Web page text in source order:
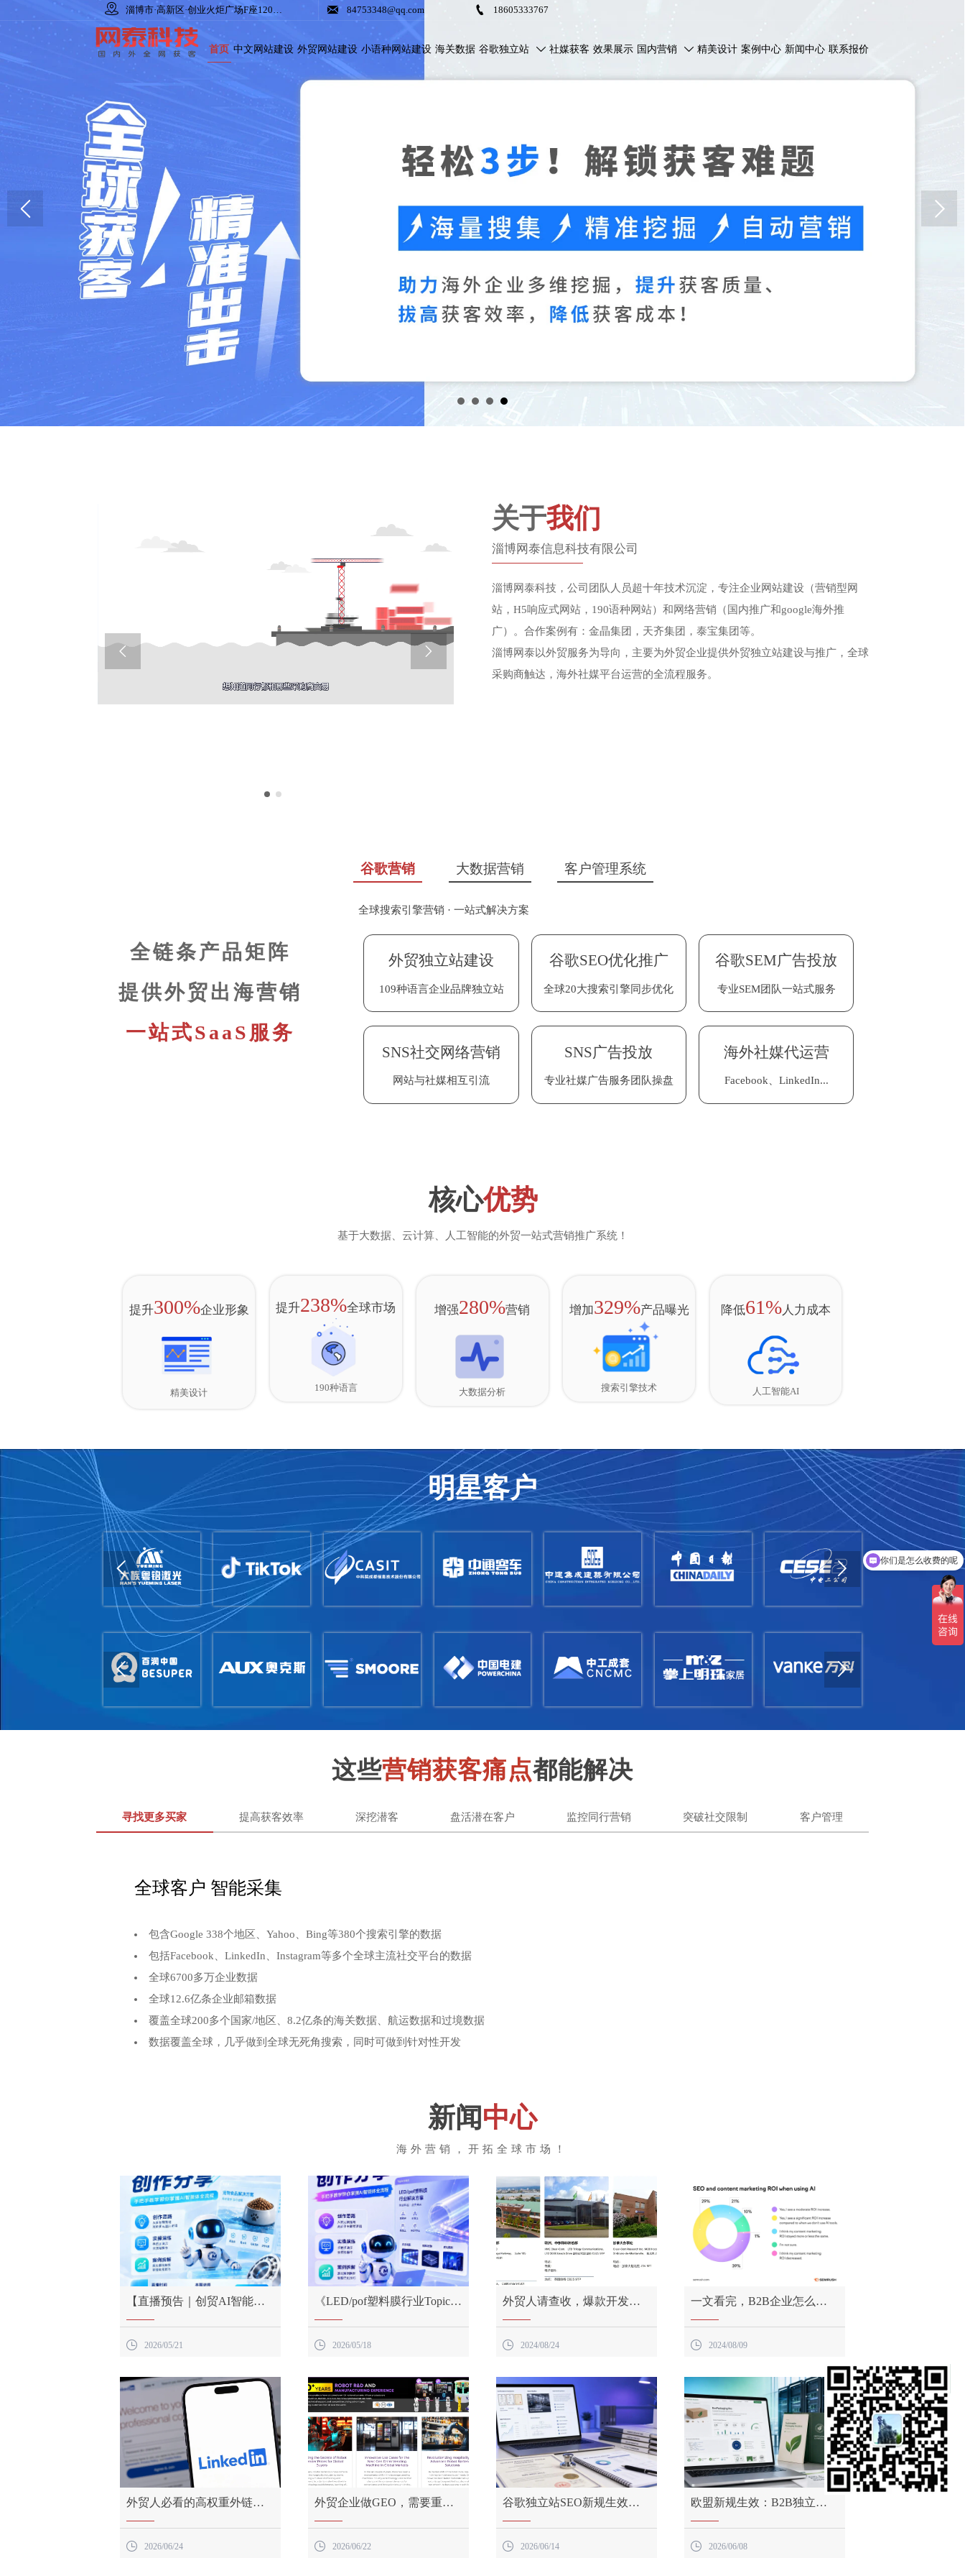
 淄博市·高新区·创业火炬广场F座1206室  84753348@qq.com  18605333767
首页 中文网站建设 外贸网站建设 小语种网站建设 海关数据 谷歌独立站  社媒获客 效果展示 国内营销  精美设计 案例中心 新闻中心 联系报价
 
关于我们
淄博网泰信息科技有限公司
淄博网泰科技，公司团队人员超十年技术沉淀，专注企业网站建设（营销型网
站，H5响应式网站，190语种网站）和网络营销（国内推广和google海外推
广）。合作案例有：金晶集团，天齐集团，泰宝集团等。
淄博网泰以外贸服务为导向，主要为外贸企业提供外贸独立站建设与推广，全球
采购商触达，海外社媒平台运营的全流程服务。
全链条产品矩阵
提供外贸出海营销
一站式SaaS服务
谷歌营销 大数据营销 客户管理系统
全球搜索引擎营销 · 一站式解决方案
外贸独立站建设
109种语言企业品牌独立站
外贸独立站建设
109种语言企业品牌独立站
谷歌SEO优化推广
全球20大搜索引擎同步优化
谷歌SEO优化推广
全球20大搜索引擎同步优化
谷歌SEM广告投放
专业SEM团队一站式服务
谷歌SEM广告投
放
专业SEM团队一站式服务
SNS社交网络营销
网站与社媒相互引流
SNS社交网络营销
网站与社媒相互引流
SNS广告投放
专业社媒广告服务团队操盘
SNS广告投放
专业社媒广告服务团队操盘
海外社媒代运营
Facebook、LinkedIn...
海外社媒代运营
Facebook、LinkedIn...
外贸主动获客 · 一站式AI解决方案
海外B2B大数据挖掘
数十亿条企业数据挖掘
海外B2B大数据挖掘
数十亿条企业数据挖掘
采购决策人挖掘
一键获取重要客户数据信息
采购决策人挖掘
一键获取重要客户数据信息
AI智能询盘获取
实时获取采购询盘信息
AI智能询盘获取
实时获取采购询盘信息
海关数据
覆盖200+国家/地区的数据
海关数据
覆盖200+国家/地区的数据
海外社媒大数据挖掘
FB、LinkedIn、WA...
海外社媒大数据挖掘
FB、LinkedIn、WA...
海外社媒群发获客
一键群发，提升获客效率
海外社媒群发获客
一键群发，提升获客效率
海外私域客户· SaaS管理系统
CRM客户管理
全流程数字化一站式服务
CRM客户管理
全流程数字化一站式服务
EDM邮件营销
轻松创建、群发海量邮件
EDM邮件营销
轻松创建、群发海量邮件
海外商机线索管理
科学、智能化服务
海外商机线索管理
科学、智能化服务
多渠道订单管理
自动拆分、合并、审核订单
多渠道订单管理
自动拆分、合并、审核订单
团队工作日常管理
充分挖掘团队伙伴潜力
团队工作日常管理
充分挖掘团队伙伴潜力
外贸询盘转化
大幅降低企业外贸营销成
外贸询盘高效转化
大幅降低企业外贸营销成
核心优势
基于大数据、云计算、人工智能的外贸一站式营销推广系统！
提升300%企业形象
精美设计
提升238%全球市场
190种语言
增强280%营销
大数据分析
增加329%产品曝光
搜索引擎技术
降低61%人力成本
人工智能AI
明星客户
 
 
这些营销获客痛点都能解决
寻找更多买家 提高获客效率 深挖潜客 盘活潜在客户 监控同行营销 突破社交限制 客户管理
全球客户 智能采集
包含Google 338个地区、Yahoo、Bing等380个搜索引擎的数据
包括Facebook、LinkedIn、Instagram等多个全球主流社交平台的数据
全球6700多万企业数据
全球12.6亿条企业邮箱数据
覆盖全球200多个国家/地区、8.2亿条的海关数据、航运数据和过境数据
数据覆盖全球，几乎做到全球无死角搜索，同时可做到针对性开发
黑格提供了多维度搜索，可快速搜索出企业的多种联系方式
一键查询企业的邮箱、企业域名、地理位置、电话、社交账号等联系方
式
黑格还提供了实时大数据分析功能，可查询全方位的人物画像
挖掘出的数据还可以直接拉入CRM进行管理和营销
综合查询 多维背调
深度跟踪 快速盘活
知己知彼 快速出击
社交营销 突破限制
团队协作 更快开发
新闻中心
海外营销，开拓全球市场！
【直播预告｜创贸AI智能体
直播课】
【直播预告｜创贸AI智能体
直播课】
 2026/05/21
《LED/pof塑料膜行业Topic
主题页创作分享》
《LED/pof塑料膜行业Topic主
题页创作分享》
 2026/05/18
外贸人请查收，爆款开发信
写作指南
外贸人请查收，爆款开发信
写作指南
 2024/08/24
一文看完，B2B企业怎么做
海外社媒内容营销？
一文看完，B2B企业怎么做
海外社媒内容营销？
 2024/08/09
外贸人必看的高权重外链指
外贸人必看的高权重外链指
南
 2026/06/24
外贸企业做GEO，需要重新
建一个独立站吗
外贸企业做GEO，需要重新
建一个独立站吗
 2026/06/22
谷歌独立站SEO新规生效：
E-E-A-T权重上调
谷歌独立站SEO新规生效：
E-E-A-T权重上调
 2026/06/14
欧盟新规生效：B2B独立站
须嵌入碳足迹标记
欧盟新规生效：B2B独立站
须嵌入碳足迹标记
 2026/06/08
现在有优惠活动吗